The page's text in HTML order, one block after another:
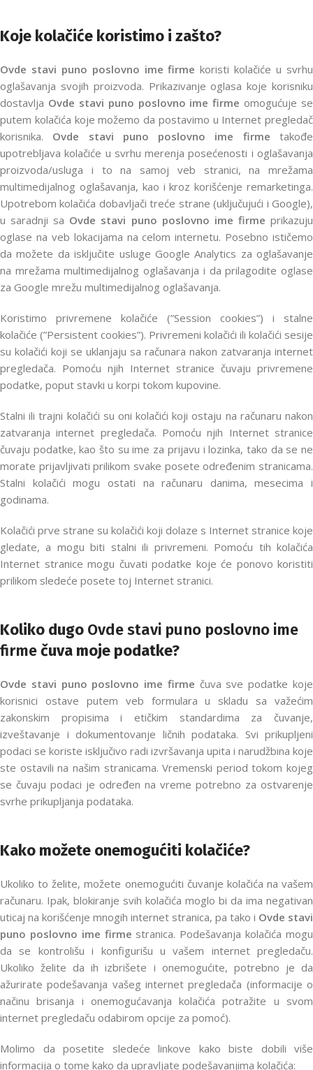
Koje kolačiće koristimo i zašto?
Ovde stavi puno poslovno ime firme koristi kolačiće u svrhu
oglašavanja svojih proizvoda. Prikazivanje oglasa koje korisniku
dostavlja Ovde stavi puno poslovno ime firme omogućuje se
putem kolačića koje možemo da postavimo u Internet pregledač
korisnika. Ovde stavi puno poslovno ime firme takođe
upotrebljava kolačiće u svrhu merenja posećenosti i oglašavanja
proizvoda/usluga i to na samoj veb stranici, na mrežama
multimedijalnog oglašavanja, kao i kroz korišćenje remarketinga.
Upotrebom kolačića dobavljači treće strane (uključujući i Google),
u saradnji sa Ovde stavi puno poslovno ime firme prikazuju
oglase na veb lokacijama na celom internetu. Posebno ističemo
da možete da isključite usluge Google Analytics za oglašavanje
na mrežama multimedijalnog oglašavanja i da prilagodite oglase
za Google mrežu multimedijalnog oglašavanja.
Koristimo privremene kolačiće (”Session cookies”) i stalne
kolačiće (”Persistent cookies”). Privremeni kolačići ili kolačići sesije
su kolačići koji se uklanjaju sa računara nakon zatvaranja internet
pregledača. Pomoću njih Internet stranice čuvaju privremene
podatke, poput stavki u korpi tokom kupovine.
Stalni ili trajni kolačići su oni kolačići koji ostaju na računaru nakon
zatvaranja internet pregledača. Pomoću njih Internet stranice
čuvaju podatke, kao što su ime za prijavu i lozinka, tako da se ne
morate prijavljivati prilikom svake posete određenim stranicama.
Stalni kolačići mogu ostati na računaru danima, mesecima i
godinama.
Kolačići prve strane su kolačići koji dolaze s Internet stranice koje
gledate, a mogu biti stalni ili privremeni. Pomoću tih kolačića
Internet stranice mogu čuvati podatke koje će ponovo koristiti
prilikom sledeće posete toj Internet stranici.
Koliko dugo Ovde stavi puno poslovno ime
firmečuva moje podatke?
Ovde stavi puno poslovno ime firme čuva sve podatke koje
korisnici ostave putem veb formulara u skladu sa važećim
zakonskim propisima i etičkim standardima za čuvanje,
izveštavanje i dokumentovanje ličnih podataka. Svi prikupljeni
podaci se koriste isključivo radi izvršavanja upita i narudžbina koje
ste ostavili na našim stranicama. Vremenski period tokom kojeg
se čuvaju podaci je određen na vreme potrebno za ostvarenje
svrhe prikupljanja podataka.
Kako možete onemogućiti kolačiće?
Ukoliko to želite, možete onemogućiti čuvanje kolačića na vašem
računaru. Ipak, blokiranje svih kolačića moglo bi da ima negativan
uticaj na korišćenje mnogih internet stranica, pa tako i Ovde stavi
puno poslovno ime firme stranica. Podešavanja kolačića mogu
da se kontrolišu i konfigurišu u vašem internet pregledaču.
Ukoliko želite da ih izbrišete i onemogućite, potrebno je da
ažurirate podešavanja vašeg internet pregledača (informacije o
načinu brisanja i onemogućavanja kolačića potražite u svom
internet pregledaču odabirom opcije za pomoć).
Molimo da posetite sledeće linkove kako biste dobili više
informacija o tome kako da upravljate podešavanjima kolačića: